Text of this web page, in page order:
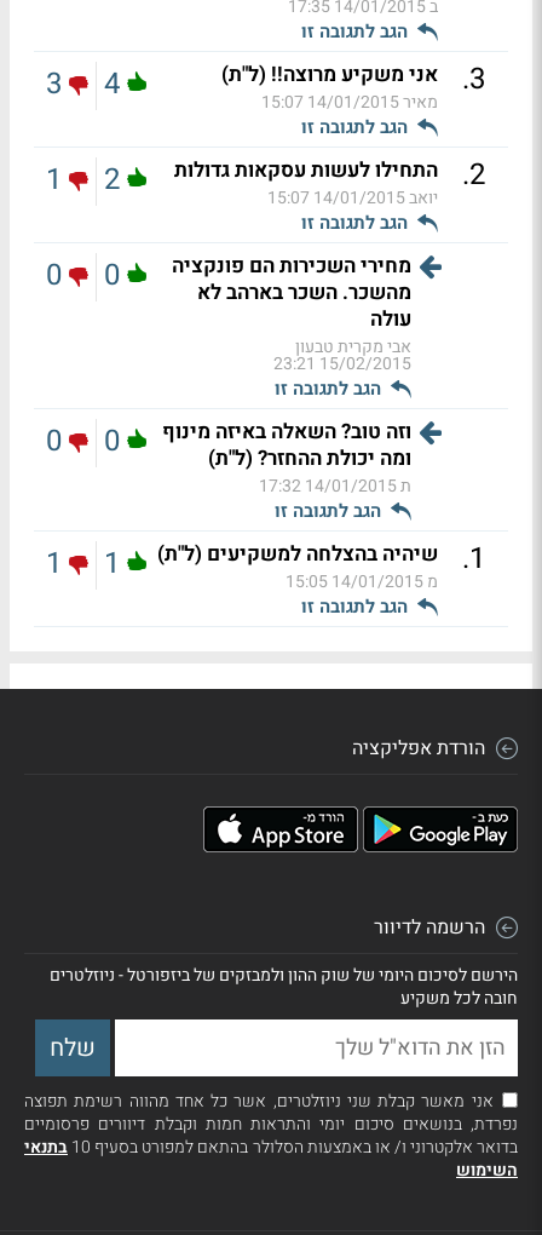
ב14/01/2015 17:35
הגב לתגובה זו
3
. אני משקיע מרוצה!! (ל"ת)
מאיר14/01/2015 15:07
הגב לתגובה זו
4
3
2
. התחילו לעשות עסקאות גדולות
יואב14/01/2015 15:07
הגב לתגובה זו
2
1
מחירי השכירות הם פונקציה
מהשכר. השכר בארהב לא
עולה
אבי מקרית טבעון
15/02/2015 23:21
הגב לתגובה זו
0
0
וזה טוב? השאלה באיזה מינוף
ומה יכולת ההחזר? (ל"ת)
ת14/01/2015 17:32
הגב לתגובה זו
0
0
1
. שיהיה בהצלחה למשקיעים (ל"ת)
מ14/01/2015 15:05
הגב לתגובה זו
1
1
הורדת אפליקציה
הרשמה לדיוור
הירשם לסיכום היומי של שוק ההון ולמבזקים של ביזפורטל - ניוזלטרים
חובה לכל משקיע
אני מאשר קבלת שני ניוזלטרים, אשר כל אחד מהווה רשימת תפוצה
נפרדת, בנושאים סיכום יומי והתראות חמות וקבלת דיוורים פרסומיים
בדואר אלקטרוני ו/ או באמצעות הסלולר בהתאם למפורט בסעיף 10
בתנאי
השימוש